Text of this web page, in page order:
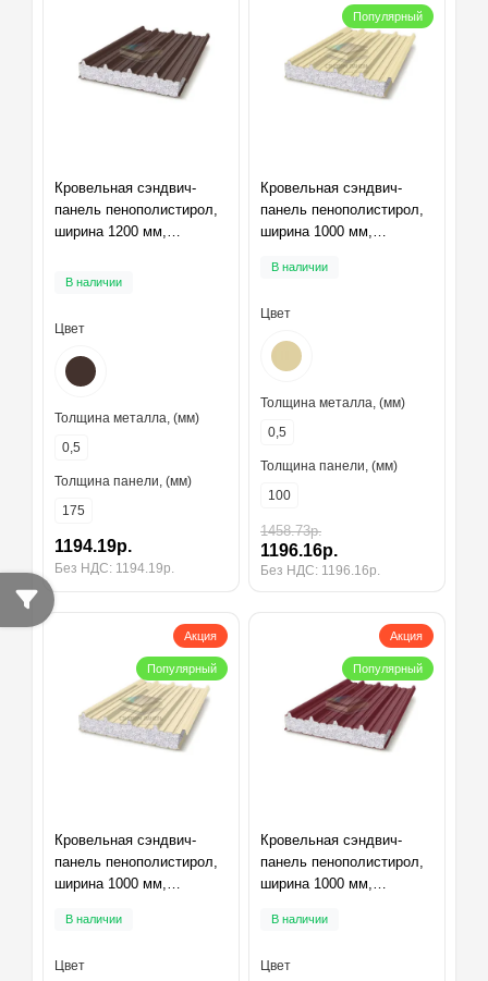
Кровельная сэндвич-
панель пенополистирол,
ширина 1200 мм,
RAL8017
В наличии
Цвет
Толщина металла, (мм)
0,5
Толщина панели, (мм)
175
1194.19р.
Без НДС: 1194.19р.
Популярный
Кровельная сэндвич-
панель пенополистирол,
ширина 1000 мм,
RAL1014
В наличии
Цвет
Толщина металла, (мм)
0,5
Толщина панели, (мм)
100
1458.73р.
1196.16р.
Без НДС: 1196.16р.
Акция
Популярный
Кровельная сэндвич-
панель пенополистирол,
ширина 1000 мм,
RAL1015
В наличии
Цвет
Акция
Популярный
Кровельная сэндвич-
панель пенополистирол,
ширина 1000 мм,
RAL3005
В наличии
Цвет